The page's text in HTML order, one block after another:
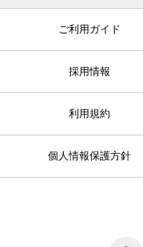
ご利用ガイド
採用情報
利用規約
個人情報保護方針